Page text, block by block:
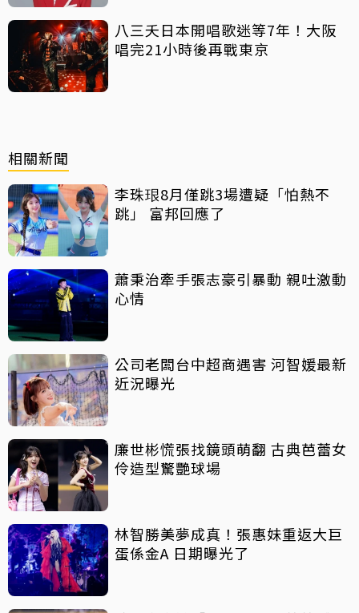
八三夭日本開唱歌迷等7年！大阪
唱完21小時後再戰東京
相關新聞
李珠珢8月僅跳3場遭疑「怕熱不
跳」 富邦回應了
蕭秉治牽手張志豪引暴動 親吐激動
心情
公司老闆台中超商遇害 河智媛最新
近況曝光
廉世彬慌張找鏡頭萌翻 古典芭蕾女
伶造型驚艷球場
林智勝美夢成真！張惠妹重返大巨
蛋係金A 日期曝光了